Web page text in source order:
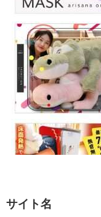
サイト名